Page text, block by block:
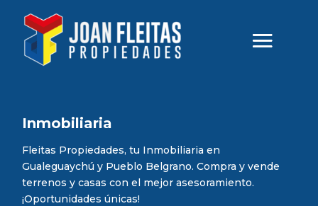
Inmobiliaria
Fleitas Propiedades, tu Inmobiliaria en
Gualeguaychú y Pueblo Belgrano. Compra y vende
terrenos y casas con el mejor asesoramiento.
¡Oportunidades únicas!